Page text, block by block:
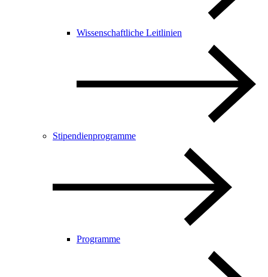
Wissenschaftliche Leitlinien
Stipendienprogramme
Programme